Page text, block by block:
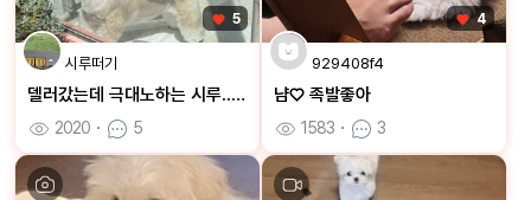
5
시루떠기
델러갔는데 극대노하는 시루...😜
2020 ㆍ 5
4
929408f4
냠♡ 족발좋아
1583 ㆍ 3